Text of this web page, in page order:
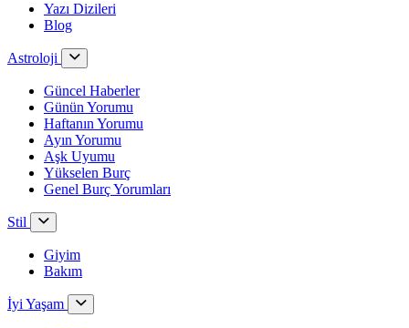
Yazı Dizileri
Blog
Astroloji
Güncel Haberler
Günün Yorumu
Haftanın Yorumu
Ayın Yorumu
Aşk Uyumu
Yükselen Burç
Genel Burç Yorumları
Stil
Giyim
Bakım
İyi Yaşam